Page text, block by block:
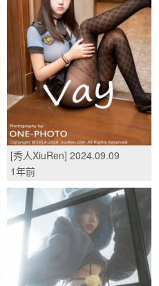
[秀人XiuRen] 2024.09.09
No.9129 姚若兮vay/(83P)
1年前